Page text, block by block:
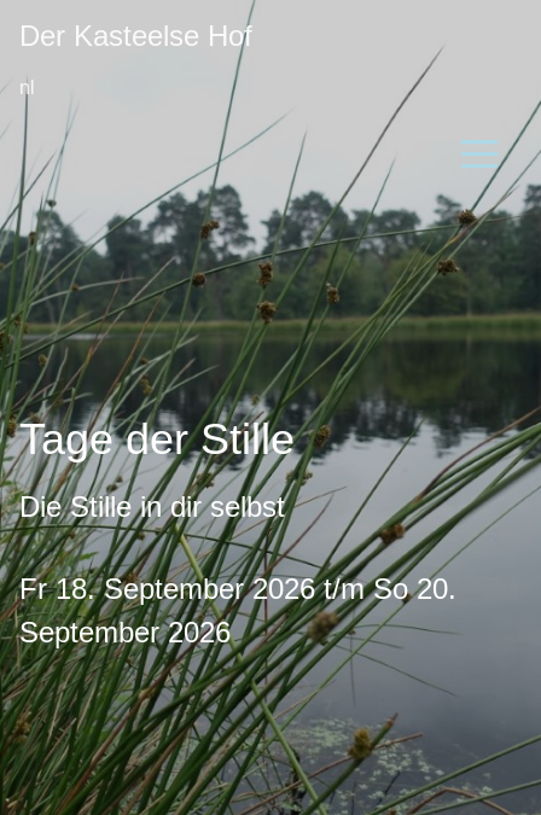
Der Kasteelse Hof
nl
DanseVita
Retreats und Workshops
Der Bauernhof
Trage bei
community
Erfahrungen
Contact
Tage der Stille
Die Stille in dir selbst
Fr 18. September 2026 t/m So 20.
September 2026